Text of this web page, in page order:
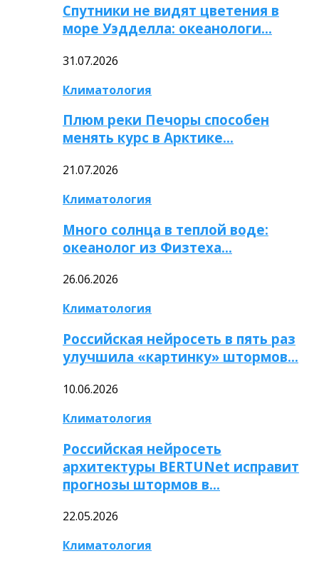
Спутники не видят цветения в
море Уэдделла: океанологи…
31.07.2026
Климатология
Плюм реки Печоры способен
менять курс в Арктике…
21.07.2026
Климатология
Много солнца в теплой воде:
океанолог из Физтеха…
26.06.2026
Климатология
Российская нейросеть в пять раз
улучшила «картинку» штормов…
10.06.2026
Климатология
Российская нейросеть
архитектуры BERTUNet исправит
прогнозы штормов в…
22.05.2026
Климатология